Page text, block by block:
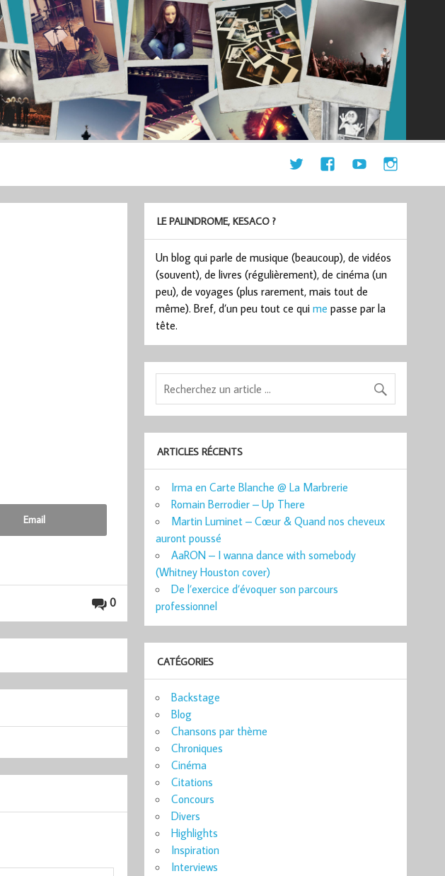
Email
0
LE PALINDROME, KESACO ?
Un blog qui parle de musique (beaucoup), de vidéos
(souvent), de livres (régulièrement), de cinéma (un
peu), de voyages (plus rarement, mais tout de
même). Bref, d’un peu tout ce quime passe par la
tête.
ARTICLES RÉCENTS
Irma en Carte Blanche @ La Marbrerie
Romain Berrodier – Up There
Martin Luminet – Cœur & Quand nos cheveux
auront poussé
AaRON – I wanna dance with somebody
(Whitney Houston cover)
De l’exercice d’évoquer son parcours
professionnel
CATÉGORIES
Backstage
Blog
Chansons par thème
Chroniques
Cinéma
Citations
Concours
Divers
Highlights
Inspiration
Interviews